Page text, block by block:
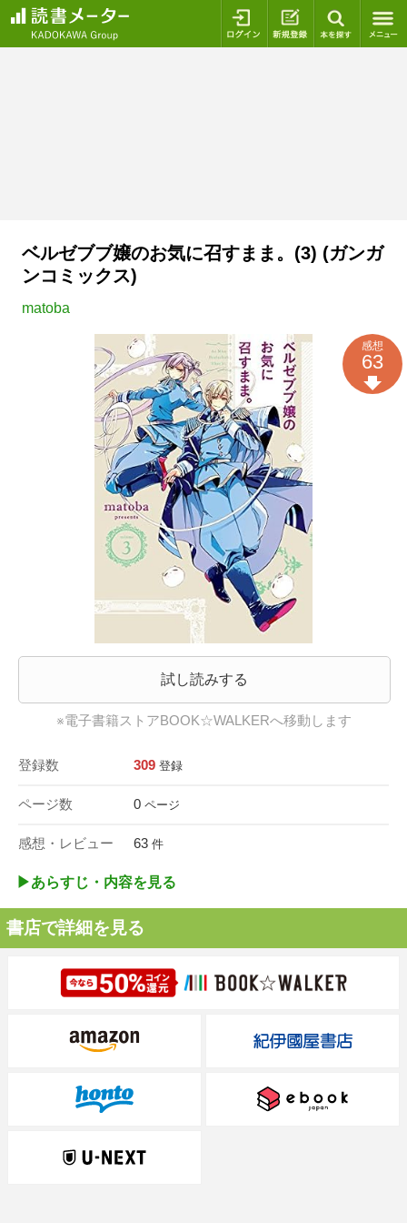
ログイン 新規登録
ベルゼブブ嬢のお気に召すまま。(3) (ガンガ
ンコミックス)
matoba
試し読みする
※電子書籍ストアBOOK☆WALKERへ移動します
登録数 309 登録
ページ数 0 ページ
感想・レビュー 63 件
感想
63
▶︎あらすじ・内容を見る
書店で詳細を見る